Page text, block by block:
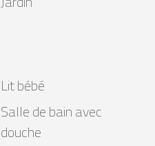
Lit bébé
Salle de bain avec
douche